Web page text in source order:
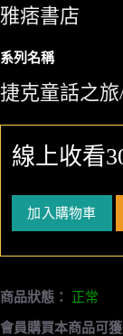
雅痞書店
系列名稱
捷克童話之旅
線上收看
加入購物車
商品狀態： 正常
會員購買本商品可